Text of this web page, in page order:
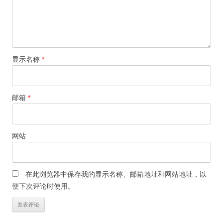
显示名称 *
邮箱 *
网站
在此浏览器中保存我的显示名称、邮箱地址和网站地址，以
便下次评论时使用。